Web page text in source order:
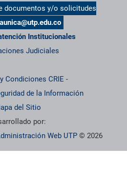
documentos y/o solicitudes
Institucionales
Judiciales
Condiciones CRIE -
de la Información
del Sitio
por:
Web UTP © 2026